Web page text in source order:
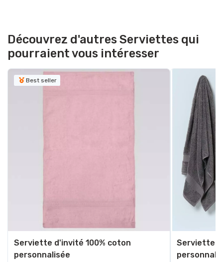
Découvrez d'autres Serviettes qui
pourraient vous intéresser
Best seller
Serviette d'invité 100% coton
personnalisée
Serviette